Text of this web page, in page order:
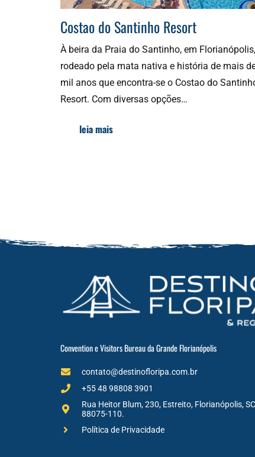
Costao do Santinho Resort
À beira da Praia do Santinho, em Florianópolis,
rodeado pela mata nativa e história de mais
mil anos que encontra-se o Costao do
Resort. Com diversas opções…
leia mais
Convention e Visitors Bureau da Grande Florianópolis
contato@destinofloripa.com.br
+55 48 98808 3901
Rua Heitor Blum, 230, Estreito, Florianópolis,
88075-110.
Política de Privacidade